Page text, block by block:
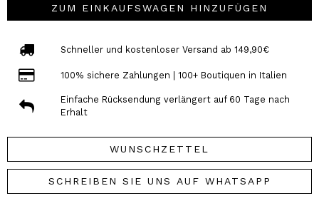
ZUM EINKAUFSWAGEN HINZUFÜGEN
Schneller und kostenloser Versand ab 149,90€
100% sichere Zahlungen | 100+ Boutiquen in Italien
Einfache Rücksendung verlängert auf 60 Tage nach
Erhalt
WUNSCHZETTEL
SCHREIBEN SIE UNS AUF WHATSAPP